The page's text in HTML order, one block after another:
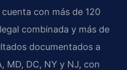
con más de 120
combinada y más de
documentados a
MD, DC, NY y NJ, con